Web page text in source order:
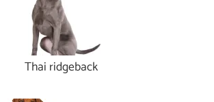
Thai ridgeback